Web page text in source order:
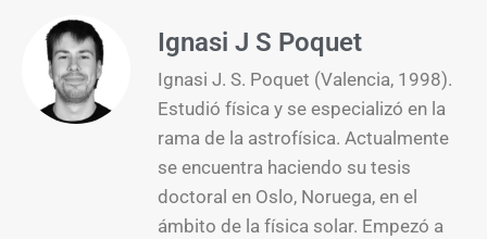
Ignasi J S Poquet
Ignasi J. S. Poquet (Valencia, 1998).
Estudió física y se especializó en la
rama de la astrofísica. Actualmente
se encuentra haciendo su tesis
doctoral en Oslo, Noruega, en el
ámbito de la física solar. Empezó a